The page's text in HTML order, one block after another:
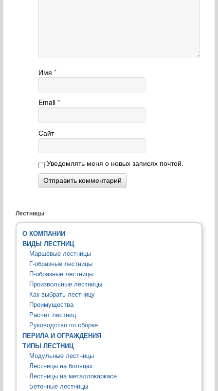
Имя *
Email *
Сайт
Уведомлять меня о новых записях почтой.
Лестницы
О КОМПАНИИ
ВИДЫ ЛЕСТНИЦ
Маршевые лестницы
Г-образные лестницы
П-образные лестницы
Произвольные лестницы
Как выбрать лестницу
Преимущества
Расчет лестниц
Руководство по сборке
ПЕРИЛА И ОГРАЖДЕНИЯ
ТИПЫ ЛЕСТНИЦ
Модульные лестницы
Лестницы на больцах
Лестницы на металлокаркасе
Бетонные лестницы